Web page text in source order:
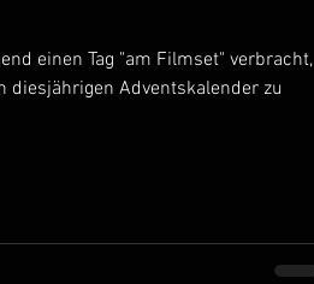
einen Tag "am Filmset" verbracht,
diesjährigen Adventskalender zu